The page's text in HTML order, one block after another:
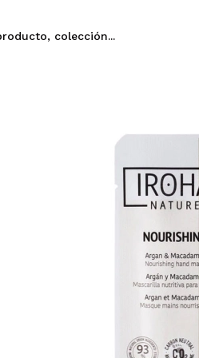
No tengo cuenta aquí
Al crear una cuenta
rápidamente, revisar
Ines
colori